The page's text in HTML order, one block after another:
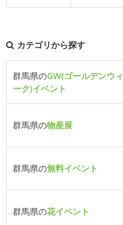
カテゴリから探す
群馬県のGW(ゴールデンウィ
ーク)イベント
群馬県の物産展
群馬県の無料イベント
群馬県の花イベント